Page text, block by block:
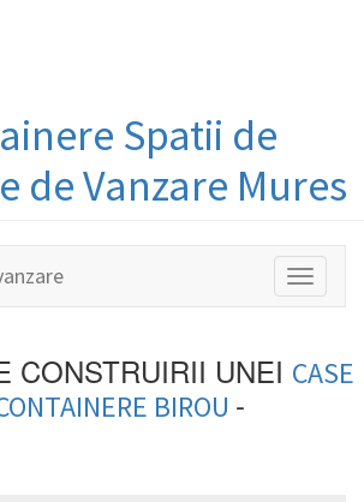
Spatii de
de Vanzare Mures
Toggle
CONSTRUIRII UNEI CASE
BIROU -